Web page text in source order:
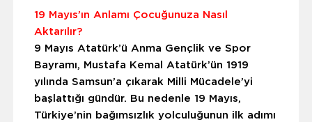
19 Mayıs’ın Anlamı Çocuğunuza Nasıl
Aktarılır?
9 Mayıs Atatürk’ü Anma Gençlik ve Spor
Bayramı, Mustafa Kemal Atatürk’ün 1919
yılında Samsun’a çıkarak Milli Mücadele’yi
başlattığı gündür. Bu nedenle 19 Mayıs,
Türkiye’nin bağımsızlık yolculuğunun ilk adımı